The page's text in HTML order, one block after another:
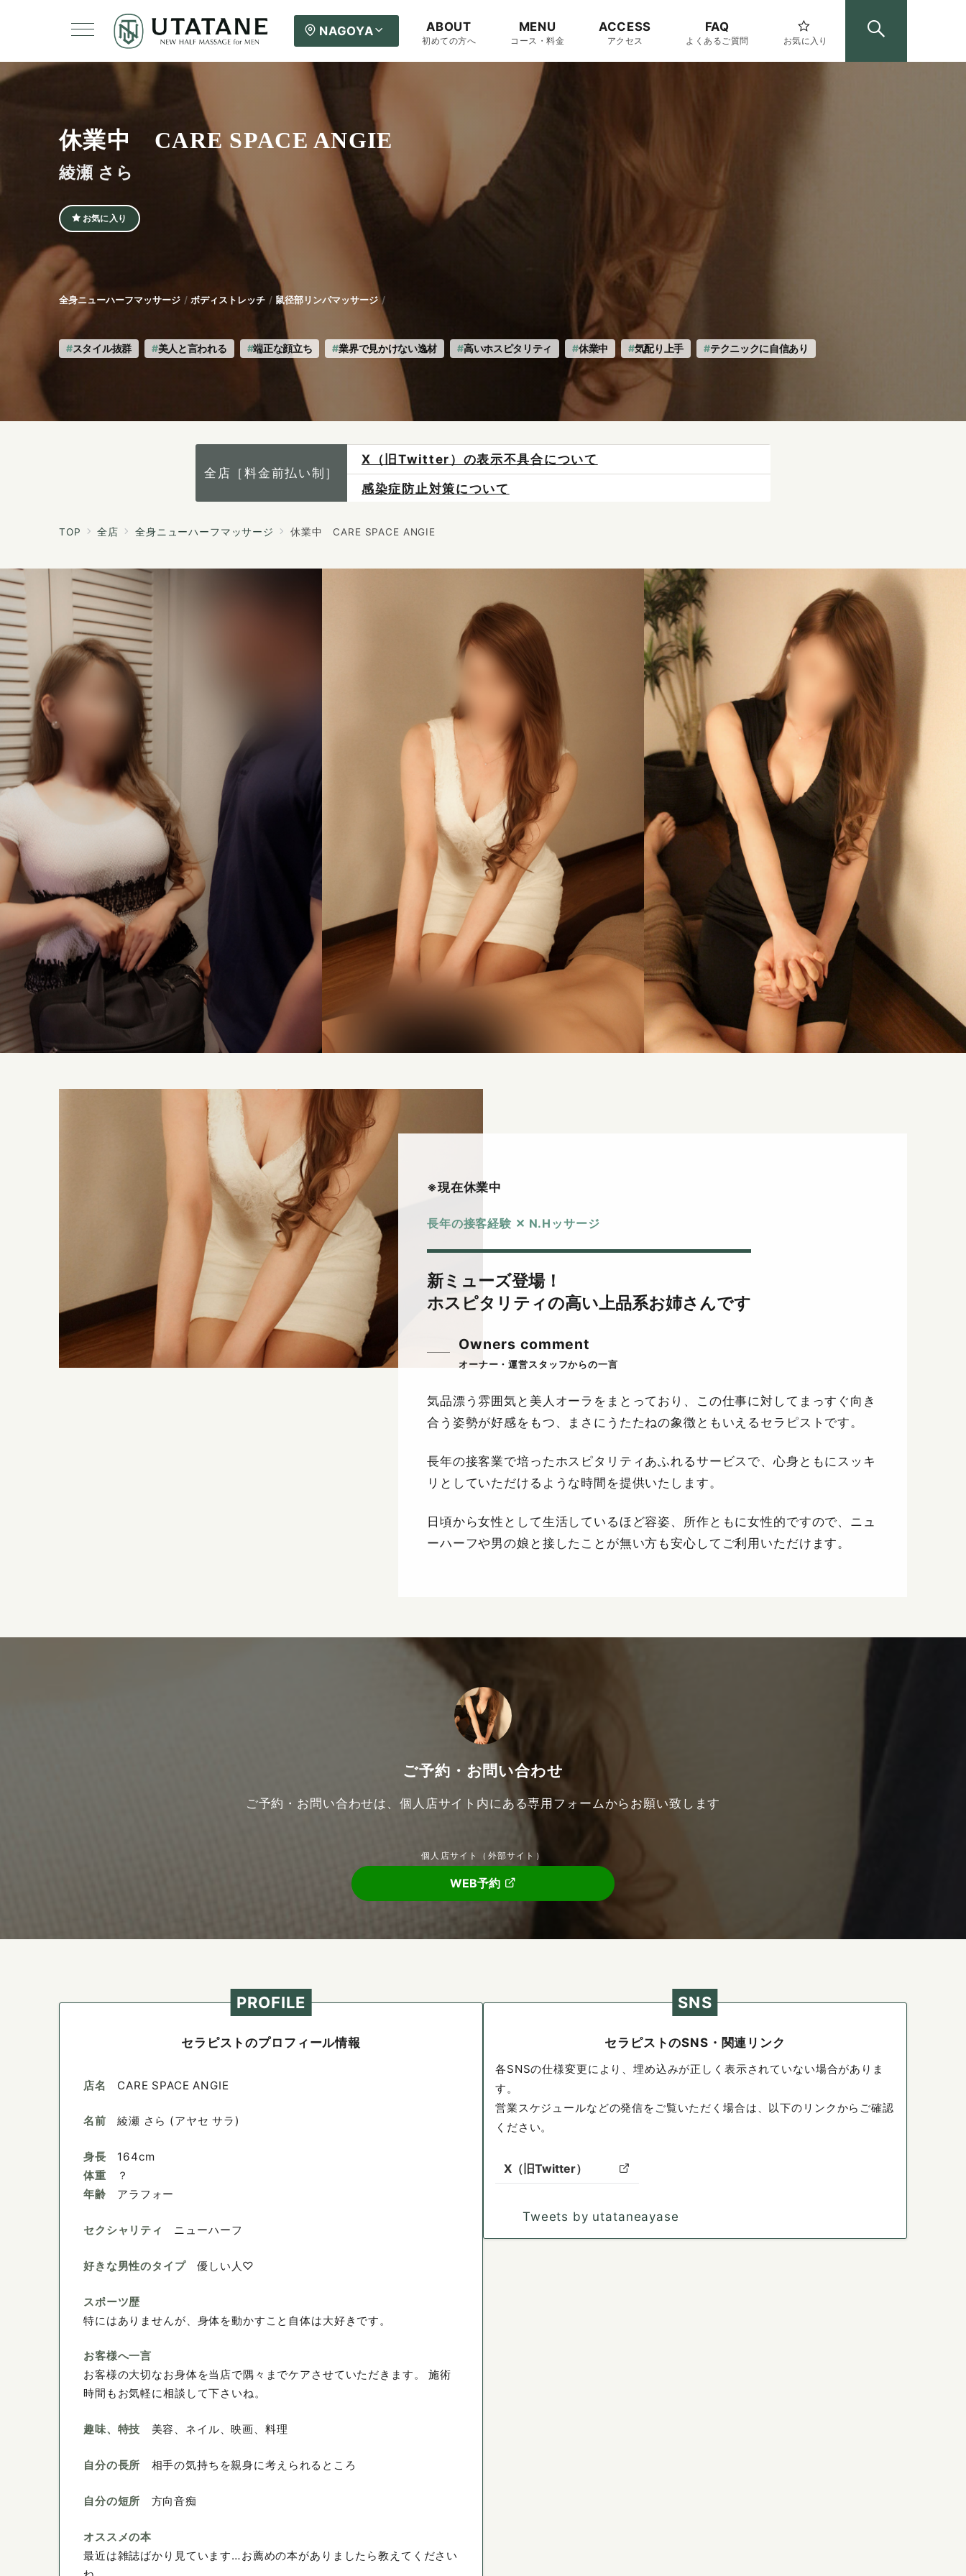
NAGOYA ABOUT
初めての方へ
MENU
コース・料金
ACCESS
アクセス
FAQ
よくあるご質問 お気に入り
休業中 CARE SPACE ANGIE
綾瀬 さら
お気に入り
全身ニューハーフマッサージ ボディストレッチ 鼠径部リンパマッサージ
スタイル抜群 美人と言われる 端正な顔立ち 業界で見かけない逸材 高いホスピタリティ 休業中 気配り上手 テクニックに自信あり
全店［料金前払い制］
感染症防止対策について
ご予約は各店へ直接お問い合わせください。
TOP 全店 全身ニューハーフマッサージ 休業中 CARE SPACE ANGIE
※現在休業中
長年の接客経験 ✕ N.Hッサージ
新ミューズ登場！
ホスピタリティの高い上品系お姉さんです
Owners comment
気品漂う雰囲気と美人オーラをまとっており、この仕事に対してまっすぐ向き
合う姿勢が好感をもつ、まさにうたたねの象徴ともいえるセラピストです。
長年の接客業で培ったホスピタリティあふれるサービスで、心身ともにスッキ
リとしていただけるような時間を提供いたします。
日頃から女性として生活しているほど容姿、所作ともに女性的ですので、ニュ
ーハーフや男の娘と接したことが無い方も安心してご利用いただけます。
ご予約・お問い合わせ
ご予約・お問い合わせは、個人店サイト内にある専用フォームからお願い致します
個人店サイト（外部サイト）
WEB予約
PROFILE
セラピストのプロフィール情報
店名 CARE SPACE ANGIE
名前 綾瀬 さら (アヤセ サラ)
身長
体重
年齢
164cm
？
アラフォー
セクシャリティ ニューハーフ
好きな男性のタイプ 優しい人♡
スポーツ歴
特にはありませんが、身体を動かすこと自体は大好きです。
お客様へ一言
お客様の大切なお身体を当店で隅々までケアさせていただきます。 施術
時間もお気軽に相談して下さいね。
趣味、特技 美容、ネイル、映画、料理
自分の長所 相手の気持ちを親身に考えられるところ
自分の短所 方向音痴
オススメの本
最近は雑誌ばかり見ています…お薦めの本がありましたら教えてください
SNS
セラピストのSNS・関連リンク
各SNSの仕様変更により、埋め込みが正しく表示されていない場合がありま
す。
営業スケジュールなどの発信をご覧いただく場合は、以下のリンクからご確認
ください。
X（旧Twitter）
Tweets by utataneayase